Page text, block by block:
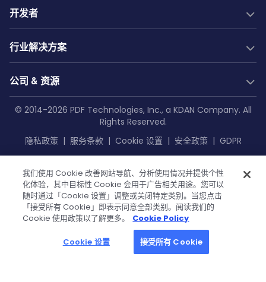
PDF SDK
PDF生成
New
Web SDK
AI 文档提取
开发者
开发文档
Java 指南
Android 指南
Flutter 指南
API 参考文档
私有化部署文档
社区
免费试用
技术支持
GitHub
行业解决方案
行业解决方案
教育
印刷
制造
医疗
金融
Web 应用集成
Salesforce
OneDrive
低代码解决方案
Zapier
OutSystems
公司 & 资源
公司
联系我们
媒体资料包
成为经销商
成为合作伙伴
博客文章
客户案例
常见问题
© 2014-2026 PDF Technologies, Inc., a KDAN Company. All
Rights Reserved.
隐私政策 | 服务条款 | Cookie 设置 | 安全政策 | GDPR
KDAN 出品
我们使用 Cookie 改善网站导航、分析使用情况并提供个性
化体验，其中目标性 Cookie 会用于广告相关用途。您可以
随时通过「Cookie 设置」调整或关闭特定类别。当您点击
「接受所有 Cookie」即表示同意全部类别。阅读我们的
Cookie 使用政策以了解更多。
Cookie Policy
Cookie 设置 接受所有 Cookie